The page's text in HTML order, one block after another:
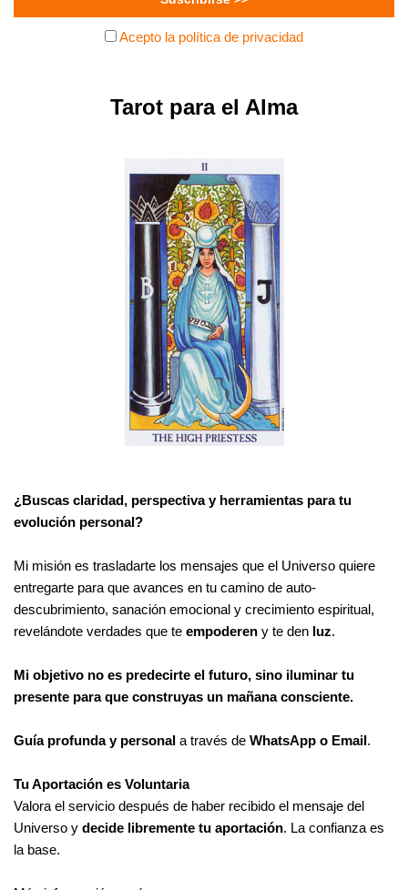
Acepto la política de privacidad
Tarot para el Alma
¿Buscas claridad, perspectiva y herramientas para tu
evolución personal?
Mi misión es trasladarte los mensajes que el Universo quiere
entregarte para que avances en tu camino de auto-
descubrimiento, sanación emocional y crecimiento espiritual,
revelándote verdades que te empoderen y te den luz.
Mi objetivo no es predecirte el futuro, sino iluminar tu
presente para que construyas un mañana consciente.
Guía profunda y personal a través de WhatsApp o Email.
Tu Aportación es Voluntaria
Valora el servicio después de haber recibido el mensaje del
Universo y decide libremente tu aportación. La confianza es
la base.